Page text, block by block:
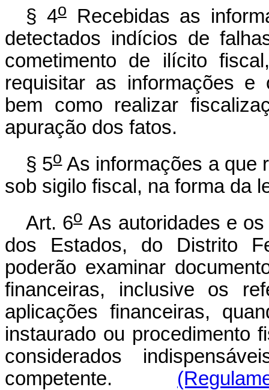
§ 4oRecebidas as
detectados indícios de
cometimento de ilícito
requisitar as informações e
bem como realizar
apuração dos fatos.
§ 5oAs informações a que
sob sigilo fiscal, na forma da
Art. 6o As autoridades e
dos Estados, do Distrito
poderão examinar
financeiras, inclusive os
aplicações financeiras,
instaurado ou procedimento
considerados
competente.